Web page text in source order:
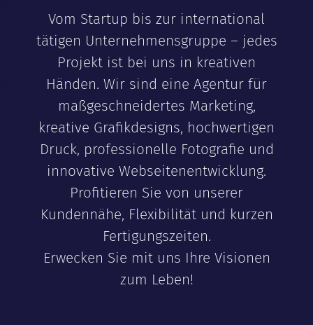
Vom Startup bis zur international
tätigen Unternehmensgruppe – jedes
Projekt ist bei uns in kreativen
Händen. Wir sind eine Agentur für
maßgeschneidertes Marketing,
kreative Grafikdesigns, hochwertigen
Druck, professionelle Fotografie und
innovative Webseitenentwicklung.
Profitieren Sie von unserer
Kundennähe, Flexibilität und kurzen
Fertigungszeiten.
Erwecken Sie mit uns Ihre Visionen
zum Leben!